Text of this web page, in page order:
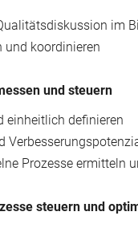
im
und koordinieren
und steuern
einheitlich definieren
Prozesse ermitteln
steuern und